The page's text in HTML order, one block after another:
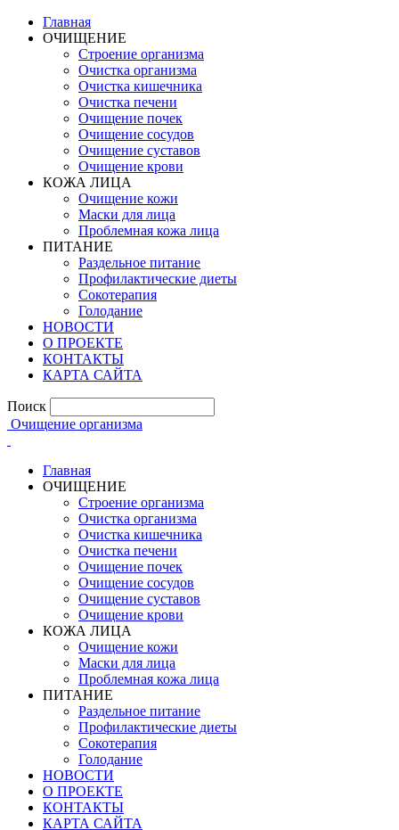
Главная
ОЧИЩЕНИЕ
Строение организма
Очистка организма
Очистка кишечника
Очистка печени
Очищение почек
Очищение сосудов
Очищение суставов
Очищение крови
КОЖА ЛИЦА
Очищение кожи
Маски для лица
Проблемная кожа лица
ПИТАНИЕ
Раздельное питание
Профилактические диеты
Сокотерапия
Голодание
НОВОСТИ
О ПРОЕКТЕ
КОНТАКТЫ
КАРТА САЙТА
Поиск
Очищение организма
Главная
ОЧИЩЕНИЕ
Строение организма
Очистка организма
Очистка кишечника
Очистка печени
Очищение почек
Очищение сосудов
Очищение суставов
Очищение крови
КОЖА ЛИЦА
Очищение кожи
Маски для лица
Проблемная кожа лица
ПИТАНИЕ
Раздельное питание
Профилактические диеты
Сокотерапия
Голодание
НОВОСТИ
О ПРОЕКТЕ
КОНТАКТЫ
КАРТА САЙТА